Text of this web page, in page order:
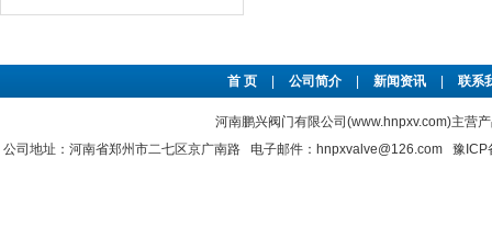
首 页 公司简介 新闻资讯 联系
河南鹏兴阀门有限公司(www.hnpxv.com)主营
公司地址：河南省郑州市二七区京广南路 电子邮件：hnpxvalve@126.com 豫ICP